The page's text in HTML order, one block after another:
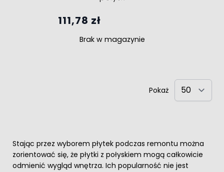
111,78 zł
Brak w magazynie
Pokaż
Stając przez wyborem płytek podczas remontu można
zorientować się, że płytki z połyskiem mogą całkowicie
odmienić wygląd wnętrza. Ich popularność nie jest